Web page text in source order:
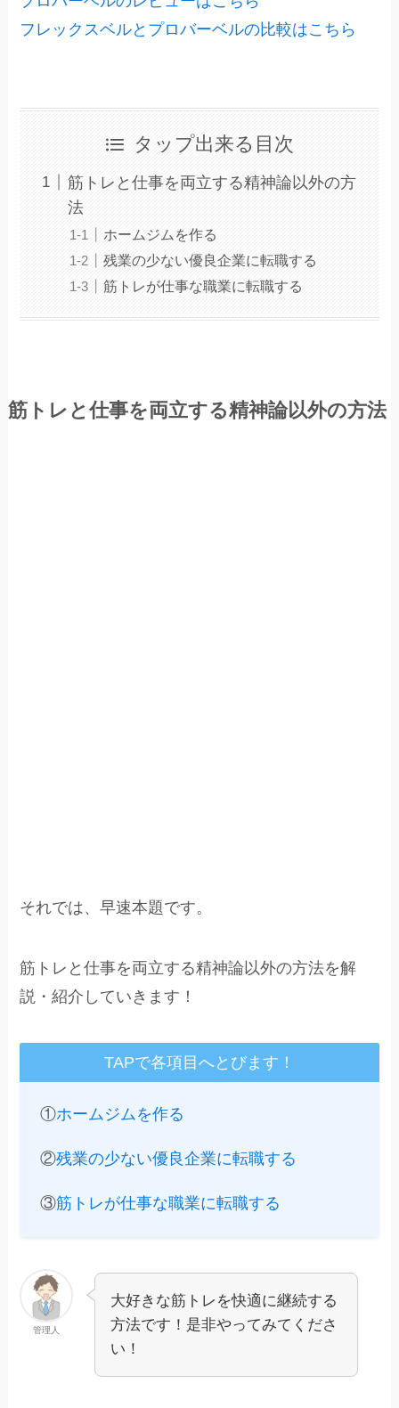
フレックスベルとプロバーベルの比較はこちら
タップ出来る目次
筋トレと仕事を両立する精神論以外の方
法
ホームジムを作る
残業の少ない優良企業に転職する
筋トレが仕事な職業に転職する
筋トレと仕事を両立する精神論以外の方法
それでは、早速本題です。
筋トレと仕事を両立する精神論以外の方法を解
説・紹介していきます！
TAPで各項目へとびます！
①ホームジムを作る
②残業の少ない優良企業に転職する
③筋トレが仕事な職業に転職する
管理人
大好きな筋トレを快適に継続する
方法です！是非やってみてくださ
い！